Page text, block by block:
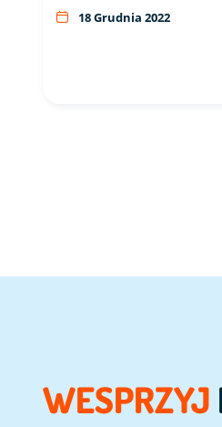
18 Grudnia 2022
WESPRZYJ